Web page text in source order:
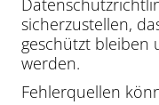
sicherzustellen,
geschützt bleiben
werden.
Fehlerquellen